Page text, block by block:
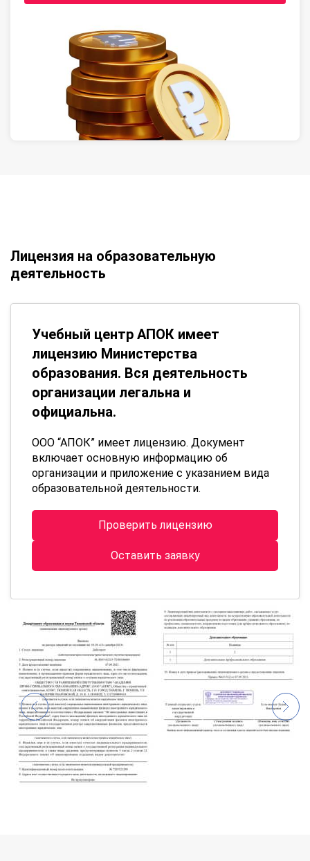
Лицензия на образовательную
деятельность
Учебный центр АПОК имеет
лицензию Министерства
образования. Вся деятельность
организации легальна и
официальна.
ООО “АПОК” имеет лицензию. Документ
включает основную информацию об
организации и приложение с указанием вида
образовательной деятельности.
Проверить лицензию
Оставить заявку